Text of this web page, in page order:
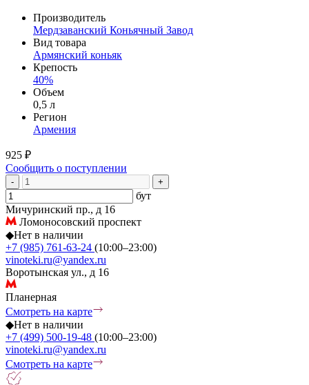
Производитель
Мердзаванский Коньячный Завод
Вид товара
Армянский коньяк
Крепость
40%
Объем
0,5 л
Регион
Армения
925 ₽
Сообщить о поступлении
- +
бут
Мичуринский пр., д 16
Ломоносовский проспект
◆Нет в наличии
+7 (985) 761-63-24 (10:00–23:00)
vinoteki.ru@yandex.ru
Воротынская ул., д 16
Планерная
Смотреть на карте
◆Нет в наличии
+7 (499) 500-19-48 (10:00–23:00)
vinoteki.ru@yandex.ru
Смотреть на карте